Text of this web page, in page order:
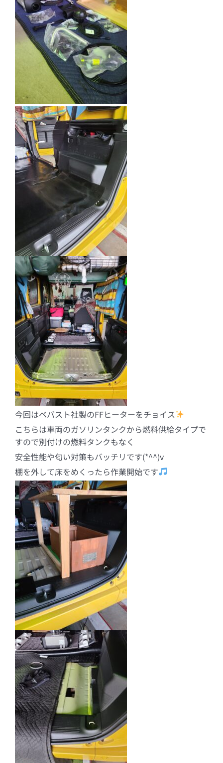
今回はベバスト社製のFFヒーターをチョイス
こちらは車両のガソリンタンクから燃料供給タイプで
すので別付けの燃料タンクもなく
安全性能や匂い対策もバッチリです(*^^)v
棚を外して床をめくったら作業開始です